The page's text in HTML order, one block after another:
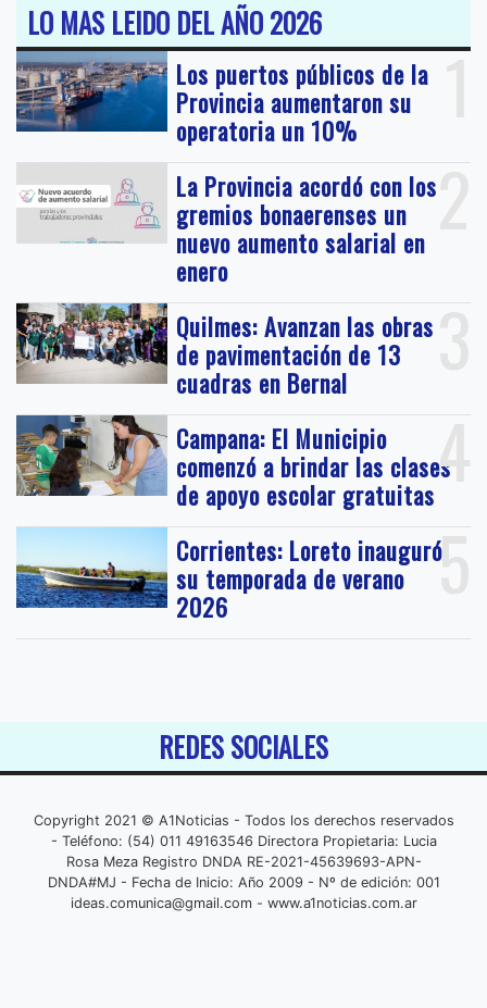
LO MAS LEIDO DEL AÑO 2026
1
Los puertos públicos de la
Provincia aumentaron su
operatoria un 10%
2
La Provincia acordó con los
gremios bonaerenses un
nuevo aumento salarial en
enero
3
Quilmes: Avanzan las obras
de pavimentación de 13
cuadras en Bernal
4
Campana: El Municipio
comenzó a brindar las clases
de apoyo escolar gratuitas
5
Corrientes: Loreto inauguró
su temporada de verano
2026
REDES SOCIALES
Copyright 2021 © A1Noticias - Todos los derechos reservados
- Teléfono: (54) 011 49163546 Directora Propietaria: Lucia
Rosa Meza Registro DNDA RE-2021-45639693-APN-
DNDA#MJ - Fecha de Inicio: Año 2009 - Nº de edición: 001
ideas.comunica@gmail.com- www.a1noticias.com.ar